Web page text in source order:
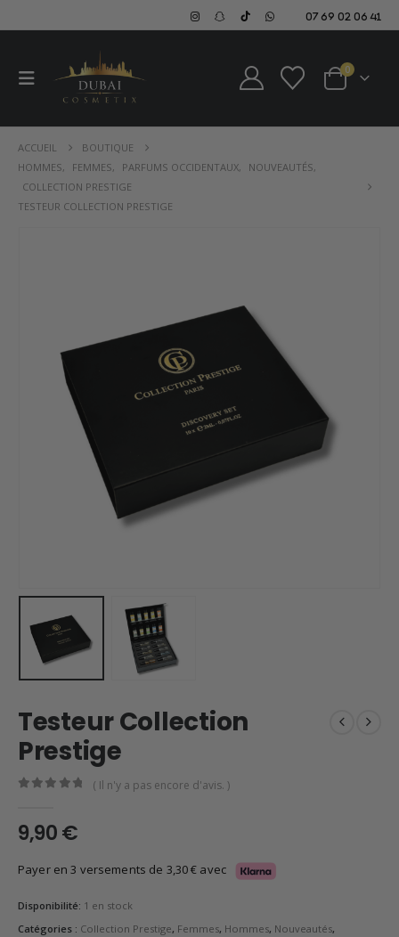
07 69 02 06 41
0
ACCUEIL
BOUTIQUE
HOMMES, FEMMES, PARFUMS OCCIDENTAUX, NOUVEAUTÉS,
COLLECTION PRESTIGE
TESTEUR COLLECTION PRESTIGE
Testeur Collection
Prestige
( Il n'y a pas encore d'avis. )
9,90€
Payer en 3 versements de 3,30€ avec
Disponibilité: 1 en stock
Catégories : Collection Prestige, Femmes, Hommes, Nouveautés,